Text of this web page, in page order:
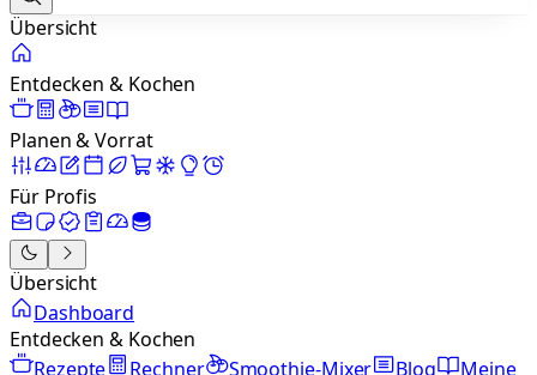
Übersicht
Entdecken & Kochen
Planen & Vorrat
Für Profis
Übersicht
Dashboard
Entdecken & Kochen
Rezepte
Rechner Smoothie-Mixer Blog
Meine